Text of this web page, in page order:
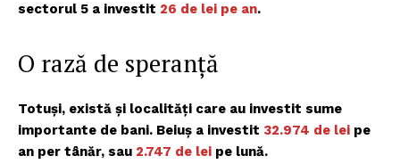
sectorul 5 a investit 26 de lei pe an.
O rază de speranță
Totuși, există și localități care au investit sume
importante de bani. Beiuș a investit 32.974 de lei pe
an per tânăr, sau 2.747 de lei pe lună.